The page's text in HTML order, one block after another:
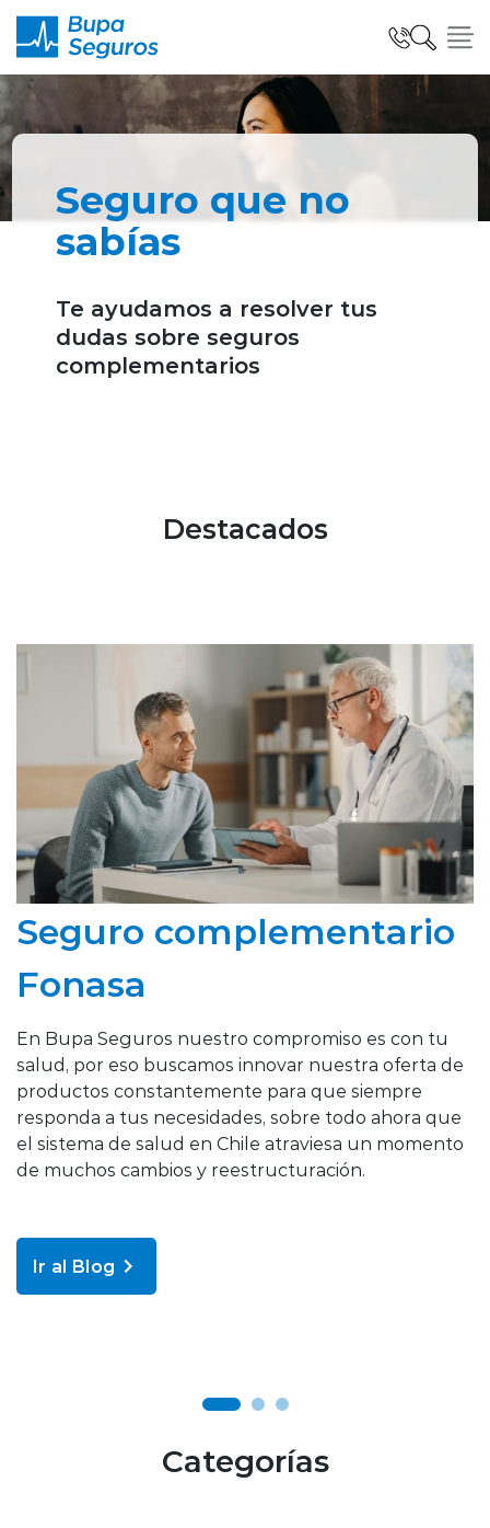
Seguros para Personas
Seguros para Empresas
Seguro Salud Global
Seguro que no
sabías
Te ayudamos a resolver tus
dudas sobre seguros
complementarios
Destacados
Seguro complementario
Fonasa
En Bupa Seguros nuestro compromiso es con tu
salud, por eso buscamos innovar nuestra oferta de
productos constantemente para que siempre
responda a tus necesidades, sobre todo ahora que
el sistema de salud en Chile atraviesa un momento
de muchos cambios y reestructuración.
Ir al Blog
Categorías